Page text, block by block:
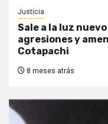
Justicia
Sale a la luz
agresiones y
Cotapachi
8 meses atrás